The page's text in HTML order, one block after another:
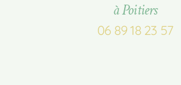
à Poitiers
06 89 18 23 57